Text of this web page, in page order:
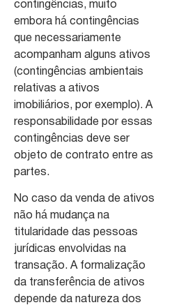
contingências, muito
embora há contingências
que necessariamente
acompanham alguns ativos
(contingências ambientais
relativas a ativos
imobiliários, por exemplo). A
responsabilidade por essas
contingências deve ser
objeto de contrato entre as
partes.
No caso da venda de ativos
não há mudança na
titularidade das pessoas
jurídicas envolvidas na
transação. A formalização
da transferência de ativos
depende da natureza dos